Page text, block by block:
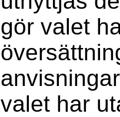
gör valet
valet har